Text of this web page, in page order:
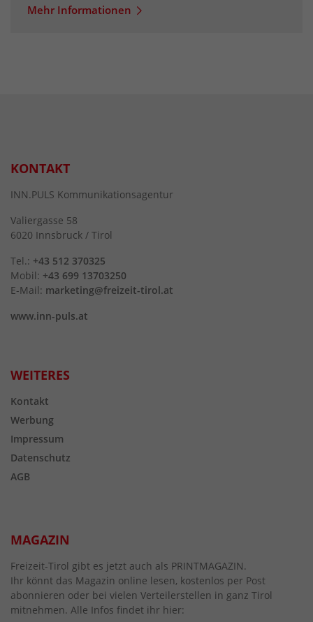
Mehr Informationen
KONTAKT
INN.PULS Kommunikationsagentur
Valiergasse 58
6020 Innsbruck / Tirol
Tel.: +43 512 370325
Mobil: +43 699 13703250
E-Mail: marketing@freizeit-tirol.at
www.inn-puls.at
WEITERES
Kontakt
Werbung
Impressum
Datenschutz
AGB
MAGAZIN
Freizeit-Tirol gibt es jetzt auch als PRINTMAGAZIN.
Ihr könnt das Magazin online lesen, kostenlos per Post
abonnieren oder bei vielen Verteilerstellen in ganz Tirol
mitnehmen. Alle Infos findet ihr hier: